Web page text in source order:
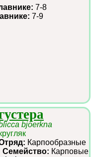
7-8
7-9
bjoerkna
Карпообразные
Семейство: Карповые